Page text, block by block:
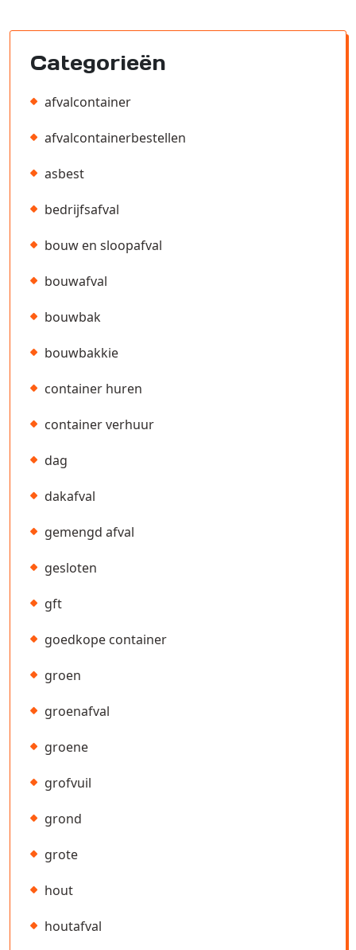
Categorieën
afvalcontainer
afvalcontainerbestellen
asbest
bedrijfsafval
bouw en sloopafval
bouwafval
bouwbak
bouwbakkie
container huren
container verhuur
dag
dakafval
gemengd afval
gesloten
gft
goedkope container
groen
groenafval
groene
grofvuil
grond
grote
hout
houtafval